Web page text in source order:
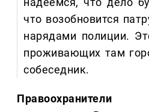
что возобновится
нарядами полиции.
проживающих там
собеседник.